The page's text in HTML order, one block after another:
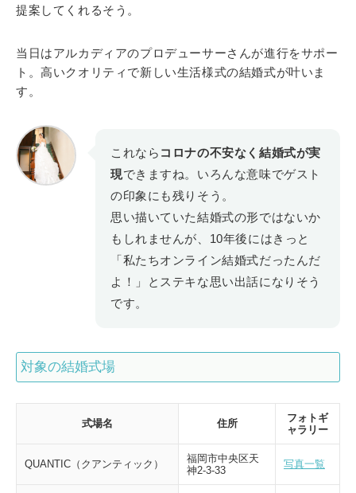
提案してくれるそう。
当日はアルカディアのプロデューサーさんが進行をサポー
ト。高いクオリティで新しい生活様式の結婚式が叶いま
す。
これなら コロナの不安なく結婚式が実
現できますね。いろんな意味でゲスト
の印象にも残りそう。
思い描いていた結婚式の形ではないか
もしれませんが、10年後にはきっと
「私たちオンライン結婚式だったんだ
よ！」とステキな思い出話になりそう
です。
対象の結婚式場
式場名 住所
フォトギ
ャラリー
QUANTIC（クアンティック）
福岡市中央区天
神2-3-33
写真一覧